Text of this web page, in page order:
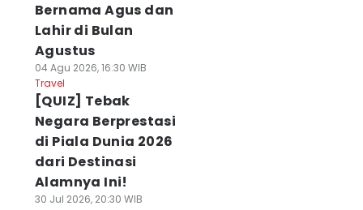
Bernama Agus dan
Lahir di Bulan
Agustus
04 Agu 2026, 16:30 WIB
Travel
[QUIZ] Tebak
Negara Berprestasi
di Piala Dunia 2026
dari Destinasi
Alamnya Ini!
30 Jul 2026, 20:30 WIB